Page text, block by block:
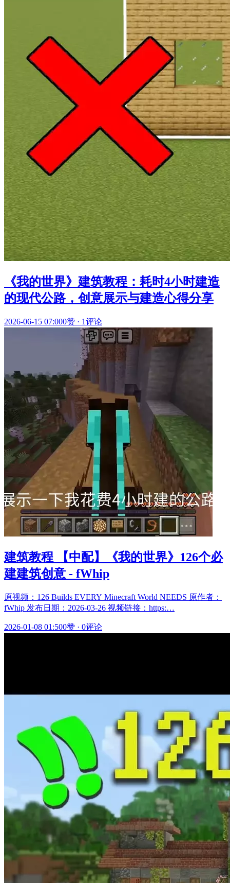
《我的世界》建筑教程：耗时4小时建造
的现代公路，创意展示与建造心得分享
2026-06-15 07:000赞 · 1评论
建筑教程 【中配】《我的世界》126个必
建建筑创意 - fWhip
原视频：126 Builds EVERY Minecraft World NEEDS 原作者：
fWhip 发布日期：2026-03-26 视频链接：https:…
2026-01-08 01:500赞 · 0评论